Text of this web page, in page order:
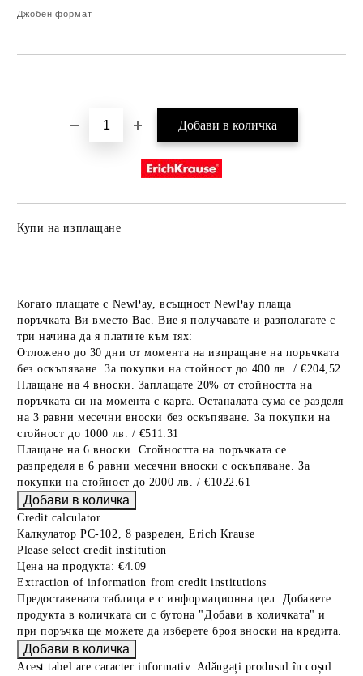
Джобен формат
Купи на изплащане
Когато плащате с NewPay, всъщност NewPay плаща
поръчката Ви вместо Вас. Вие я получавате и разполагате с
три начина да я платите към тях:
Отложено до 30 дни от момента на изпращане на поръчката
без оскъпяване. За покупки на стойност до 400 лв. / €204,52
Плащане на 4 вноски. Заплащате 20% от стойността на
поръчката си на момента с карта. Останалата сума се разделя
на 3 равни месечни вноски без оскъпяване. За покупки на
стойност до 1000 лв. / €511.31
Плащане на 6 вноски. Стойността на поръчката се
разпределя в 6 равни месечни вноски с оскъпяване. За
покупки на стойност до 2000 лв. / €1022.61
Credit calculator
Калкулатор РС-102, 8 разреден, Erich Krause
Please select credit institution
Цена на продукта: €4.09
Extraction of information from credit institutions
Предоставената таблица е с информационна цел. Добавете
продукта в количката си с бутона "Добави в количката" и
при поръчка ще можете да изберете броя вноски на кредита.
Acest tabel are caracter informativ. Adăugați produsul în coșul